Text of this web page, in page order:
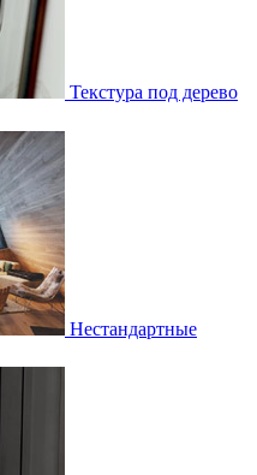
Текстура под дерево
Нестандартные